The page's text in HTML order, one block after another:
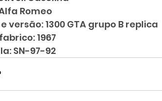
Romeo
versão: 1300 GTA grupo B replica
1967
SN-97-92